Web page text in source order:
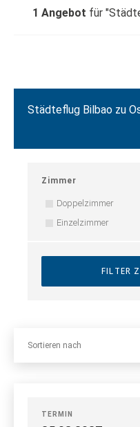
1 Angebot für
Städteflug Bilbao zu
Zimmer
Doppelzimmer
Einzelzimmer
Sortieren nach
TERMIN